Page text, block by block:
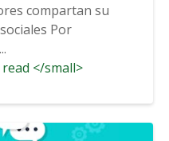
compartan su
Por
</small>